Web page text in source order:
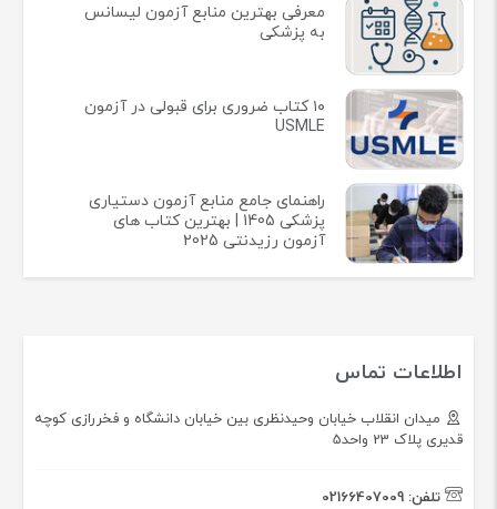
معرفی بهترین منابع آزمون لیسانس
به پزشکی
۱۰ کتاب ضروری برای قبولی در آزمون
USMLE
راهنمای جامع منابع آزمون دستیاری
پزشکی 1405 | بهترین کتاب های
آزمون رزیدنتی 2025
اطلاعات تماس
میدان انقلاب خیابان وحیدنظری بین خیابان دانشگاه و فخررازی کوچه
قدیری پلاک 23 واحد5
تلفن: 02166407009